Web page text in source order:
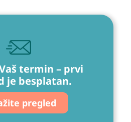
termin – prvi
je besplatan.
pregled